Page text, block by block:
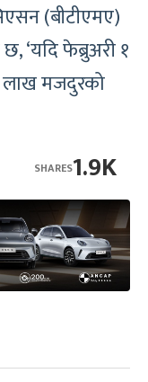
(बीटीएमए)
‘यदि फेब्रुअरी १
लाख मजदुरको
1.9K
SHARES